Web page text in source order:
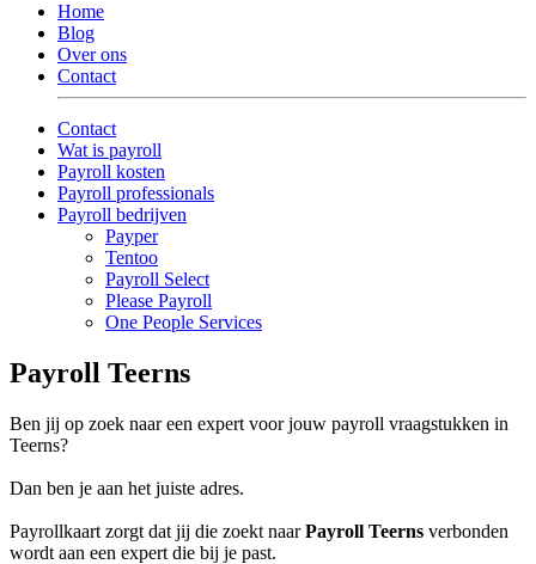
Home
Blog
Over ons
Contact
Contact
Wat is payroll
Payroll kosten
Payroll professionals
Payroll bedrijven
Payper
Tentoo
Payroll Select
Please Payroll
One People Services
Payroll Teerns
Ben jij op zoek naar een expert voor jouw payroll vraagstukken in
Teerns?
Dan ben je aan het juiste adres.
Payrollkaart zorgt dat jij die zoekt naarPayroll Teerns verbonden
wordt aan een expert die bij je past.